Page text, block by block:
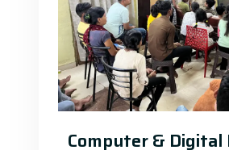
Computer &